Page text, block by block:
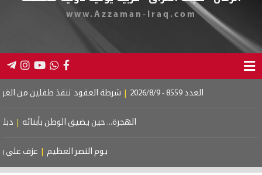
www.Azzaman-Iraq.com
| شرطة العقود تنقذ طفلين من الغرق بالموصل |
الهجرة... حين يضيق الوطن بأبنائه | دبلوماسية
يوم النصر العظيم | عزف على وتر